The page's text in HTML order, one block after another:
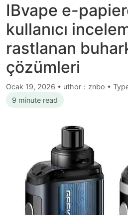
IBvape e-
kullanıcı
rastlanan
çözümleri
Ocak 19, 2026 • uthor：znbo •
9 minute read